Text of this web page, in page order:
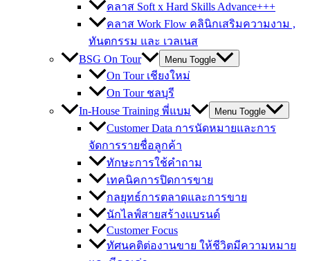
คลาส Soft x Hard Skills Advance+++
คลาส Work Flow คลินิกเสริมความงาม ,
ทันตกรรม และ เวลเนส
BSG On Tour
Menu Toggle
On Tour เชียงใหม่
On Tour ชลบุรี
In-House Training พี่แบม
Menu Toggle
Customer Data การนัดหมายและการ
จัดการรายชื่อลูกค้า
ทักษะการใช้คำถาม
เทคนิคการปิดการขาย
กลยุทธ์การตลาดและการขาย
นักไลฟ์สายสร้างแบรนด์
Customer Focus
ทัศนคติต่องานขาย ให้ชีวิตมีความหมาย